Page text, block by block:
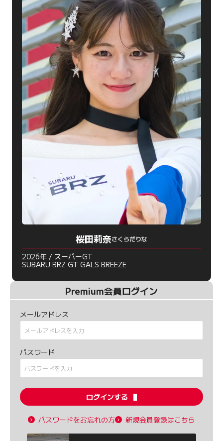
桜田莉奈さくらだりな
2026年 / スーパーGT
SUBARU BRZ GT GALS BREEZE
Premium会員ログイン
メールアドレス
パスワード
ログインする
パスワードをお忘れの方 新規会員登録はこちら